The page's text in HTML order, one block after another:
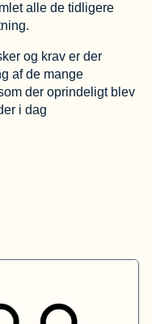
alle de tidligere
og krav er der
af de mange
der oprindeligt blev
i dag